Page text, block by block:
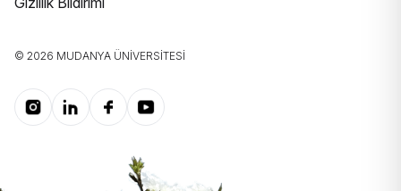
© 2026 MUDANYA ÜNIVERSITESI